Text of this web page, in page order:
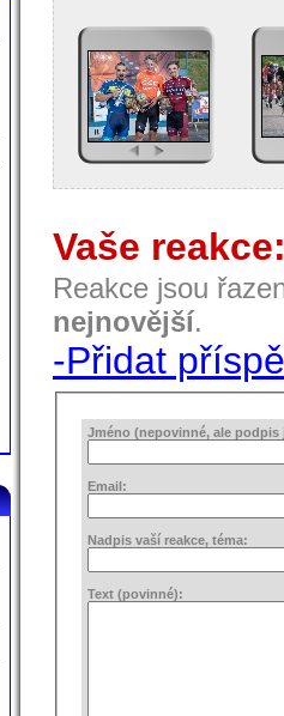
Vaše
Reakce jsou
nejnovější.
-Přidat
Jméno (nepovinné, ale podpis
Email:
Nadpis vaší reakce, téma:
Text (povinné):